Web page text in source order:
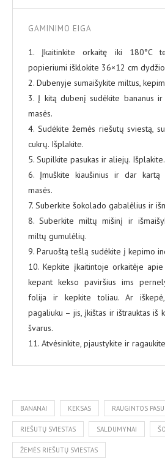
GAMINIMO EIGA
1. Įkaitinkite orkaitę iki 180°C
popieriumi išklokite 36×12 cm
2. Dubenyje sumaišykite miltus,
3. Į kitą dubenį sudėkite bananus
masės.
4. Sudėkite žemės riešutų sviestą,
cukrų. Išplakite.
5. Supilkite pasukas ir aliejų. Išplakite.
6. Įmuškite kiaušinius ir dar kartą
masės.
7. Suberkite šokolado gabalėlius ir
8. Suberkite miltų mišinį ir
miltų gumulėlių.
9. Paruoštą tešlą sudėkite į kepimo
10. Kepkite įkaitintoje orkaitėje
kepant kekso paviršius ims
folija ir kepkite toliau. Ar iškepė,
pagaliuku – jis, įkištas ir ištrauktas iš
švarus.
11. Atvėsinkite, pjaustykite ir
BANANAI KEKSAS RAUGINTOS
RIEŠUTŲ SVIESTAS SALDUMYNAI
ŽEMĖS RIEŠUTŲ SVIESTAS